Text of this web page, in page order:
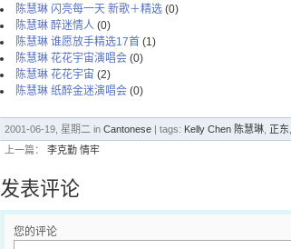
陈慧琳 闪亮每一天 新歌＋精选 (0)
陈慧琳 醉迷情人 (0)
陈慧琳 谁愿放手精选17首 (1)
陈慧琳 花花宇宙演唱会 (0)
陈慧琳 花花宇宙 (2)
陈慧琳 纸醉金迷演唱会 (0)
2001-06-19, 星期二 in Cantonese | tags: Kelly Chen 陈慧琳 正东
上一篇： 李克勤 情牢
发表评论
您的评论